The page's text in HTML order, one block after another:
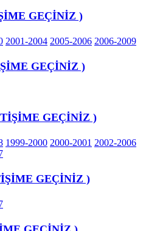
GEÇİNİZ )
2001-2004 2005-2006 2006-2009
GEÇİNİZ )
GEÇİNİZ )
1999-2000 2000-2001 2002-2006
GEÇİNİZ )